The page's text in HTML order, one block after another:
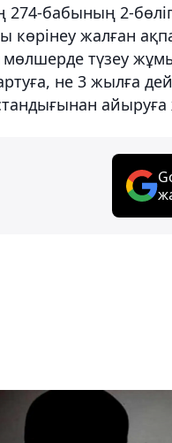
274-бабының 2-
жалған
түзеу
не 3 жылға